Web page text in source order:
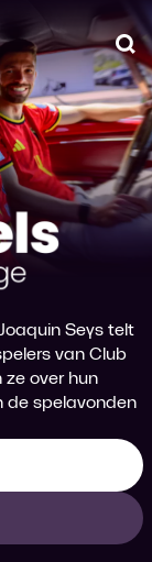
van
Seys telt
van Club
over hun
de spelavonden